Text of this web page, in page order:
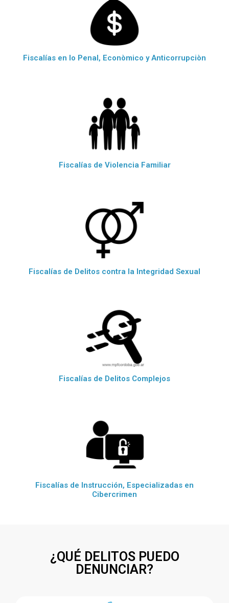
Fiscalías en lo Penal, Econòmico y Anticorrupciòn
Fiscalías de Violencia Familiar
Fiscalías de Delitos contra la Integridad Sexual
Fiscalías de Delitos Complejos
Fiscalías de Instrucción, Especializadas en
Cibercrimen
¿QUÉ DELITOS PUEDO
DENUNCIAR?